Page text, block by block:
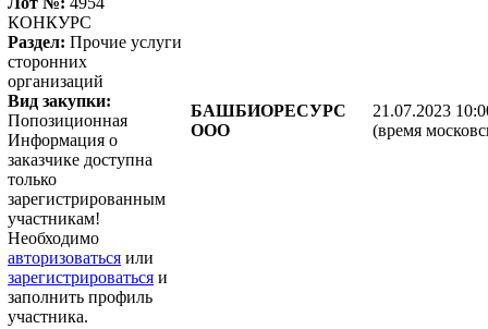
КОНКУРС
Раздел: Прочие услуги
сторонних
организаций
Вид закупки:
Попозиционная
Информация о
заказчике доступна
только
зарегистрированным
участникам!
Необходимо
авторизоваться или
зарегистрироваться и
заполнить профиль
участника.
БАШБИОРЕСУРС
ООО
21.07.2023
(время